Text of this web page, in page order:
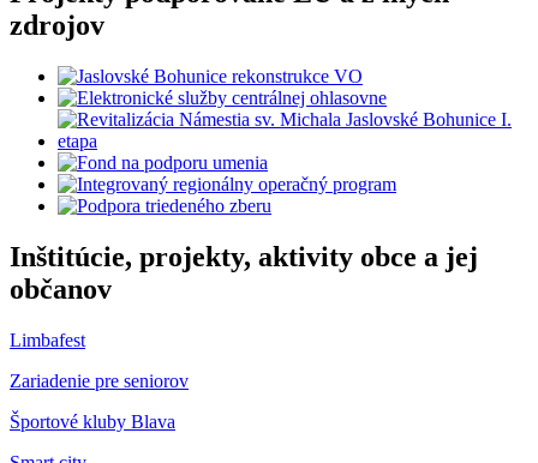
zdrojov
Inštitúcie, projekty, aktivity obce a jej
občanov
Limbafest
Zariadenie pre seniorov
Športové kluby Blava